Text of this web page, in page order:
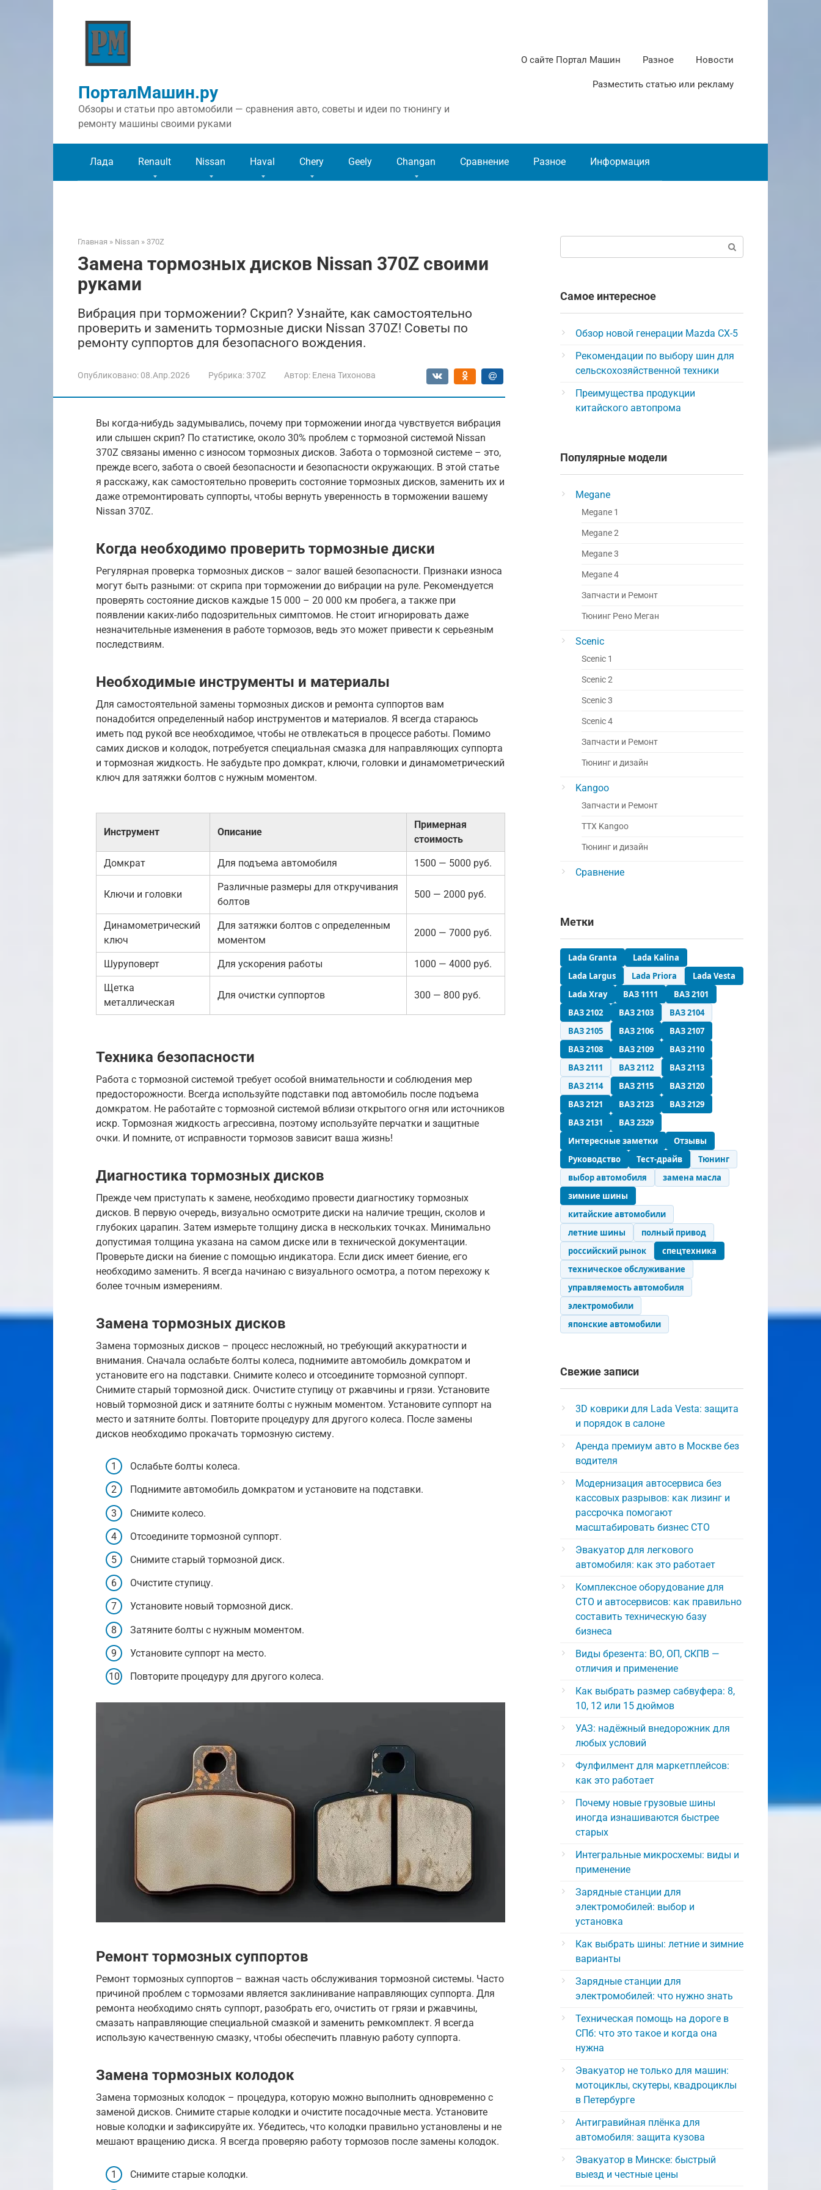
ПорталМашин.ру
Обзоры и статьи про автомобили — сравнения авто, советы и идеи по тюнингу и
ремонту машины своими руками
О сайте Портал Машин Разное Новости
Разместить статью или рекламу
Лада Renault Nissan Haval Chery Geely Changan Сравнение Разное Информация
Главная » Nissan » 370Z
Замена тормозных дисков Nissan 370Z своими
руками
Вибрация при торможении? Скрип? Узнайте, как самостоятельно
проверить и заменить тормозные диски Nissan 370Z! Советы по
ремонту суппортов для безопасного вождения.
Опубликовано: 08.Апр.2026 Рубрика:370Z Автор: Елена Тихонова
Вы когда-нибудь задумывались, почему при торможении иногда чувствуется вибрация
или слышен скрип? По статистике, около 30% проблем с тормозной системой Nissan
370Z связаны именно с износом тормозных дисков. Забота о тормозной системе – это,
прежде всего, забота о своей безопасности и безопасности окружающих. В этой статье
я расскажу, как самостоятельно проверить состояние тормозных дисков, заменить их и
даже отремонтировать суппорты, чтобы вернуть уверенность в торможении вашему
Nissan 370Z.
Когда необходимо проверить тормозные диски
Регулярная проверка тормозных дисков – залог вашей безопасности. Признаки износа
могут быть разными: от скрипа при торможении до вибрации на руле. Рекомендуется
проверять состояние дисков каждые 15 000 – 20 000 км пробега, а также при
появлении каких-либо подозрительных симптомов. Не стоит игнорировать даже
незначительные изменения в работе тормозов, ведь это может привести к серьезным
последствиям.
Необходимые инструменты и материалы
Для самостоятельной замены тормозных дисков и ремонта суппортов вам
понадобится определенный набор инструментов и материалов. Я всегда стараюсь
иметь под рукой все необходимое, чтобы не отвлекаться в процессе работы. Помимо
самих дисков и колодок, потребуется специальная смазка для направляющих суппорта
и тормозная жидкость. Не забудьте про домкрат, ключи, головки и динамометрический
ключ для затяжки болтов с нужным моментом.
Инструмент Описание
Примерная
стоимость
Домкрат Для подъема автомобиля 1500 — 5000 руб.
Ключи и головки
Различные размеры для откручивания
болтов
500 — 2000 руб.
Динамометрический
ключ
Для затяжки болтов с определенным
моментом
2000 — 7000 руб.
Шуруповерт Для ускорения работы 1000 — 4000 руб.
Щетка
металлическая
Для очистки суппортов 300 — 800 руб.
Техника безопасности
Работа с тормозной системой требует особой внимательности и соблюдения мер
предосторожности. Всегда используйте подставки под автомобиль после подъема
домкратом. Не работайте с тормозной системой вблизи открытого огня или источников
искр. Тормозная жидкость агрессивна, поэтому используйте перчатки и защитные
очки. И помните, от исправности тормозов зависит ваша жизнь!
Диагностика тормозных дисков
Прежде чем приступать к замене, необходимо провести диагностику тормозных
дисков. В первую очередь, визуально осмотрите диски на наличие трещин, сколов и
глубоких царапин. Затем измерьте толщину диска в нескольких точках. Минимально
допустимая толщина указана на самом диске или в технической документации.
Проверьте диски на биение с помощью индикатора. Если диск имеет биение, его
необходимо заменить. Я всегда начинаю с визуального осмотра, а потом перехожу к
более точным измерениям.
Замена тормозных дисков
Замена тормозных дисков – процесс несложный, но требующий аккуратности и
внимания. Сначала ослабьте болты колеса, поднимите автомобиль домкратом и
установите его на подставки. Снимите колесо и отсоедините тормозной суппорт.
Снимите старый тормозной диск. Очистите ступицу от ржавчины и грязи. Установите
новый тормозной диск и затяните болты с нужным моментом. Установите суппорт на
место и затяните болты. Повторите процедуру для другого колеса. После замены
дисков необходимо прокачать тормозную систему.
Ослабьте болты колеса.
Поднимите автомобиль домкратом и установите на подставки.
Снимите колесо.
Отсоедините тормозной суппорт.
Снимите старый тормозной диск.
Очистите ступицу.
Установите новый тормозной диск.
Затяните болты с нужным моментом.
Установите суппорт на место.
Повторите процедуру для другого колеса.
Ремонт тормозных суппортов
Ремонт тормозных суппортов – важная часть обслуживания тормозной системы. Часто
причиной проблем с тормозами является заклинивание направляющих суппорта. Для
ремонта необходимо снять суппорт, разобрать его, очистить от грязи и ржавчины,
смазать направляющие специальной смазкой и заменить ремкомплект. Я всегда
использую качественную смазку, чтобы обеспечить плавную работу суппорта.
Замена тормозных колодок
Замена тормозных колодок – процедура, которую можно выполнить одновременно с
заменой дисков. Снимите старые колодки и очистите посадочные места. Установите
новые колодки и зафиксируйте их. Убедитесь, что колодки правильно установлены и не
мешают вращению диска. Я всегда проверяю работу тормозов после замены колодок.
Снимите старые колодки.
Самое интересное
Обзор новой генерации Mazda CX-5
Рекомендации по выбору шин для
сельскохозяйственной техники
Преимущества продукции
китайского автопрома
Популярные модели
Megane
Megane 1
Megane 2
Megane 3
Megane 4
Запчасти и Ремонт
Тюнинг Рено Меган
Scenic
Scenic 1
Scenic 2
Scenic 3
Scenic 4
Запчасти и Ремонт
Тюнинг и дизайн
Kangoo
Запчасти и Ремонт
ТТХ Kangoo
Тюнинг и дизайн
Сравнение
Метки
Lada Granta
Lada Kalina
Lada Largus
Lada Priora
Lada Vesta
Lada Xray
ВАЗ 1111
ВАЗ 2101
ВАЗ 2102
ВАЗ 2103
ВАЗ 2104
ВАЗ 2105
ВАЗ 2106
ВАЗ 2107
ВАЗ 2108
ВАЗ 2109
ВАЗ 2110
ВАЗ 2111
ВАЗ 2112
ВАЗ 2113
ВАЗ 2114
ВАЗ 2115
ВАЗ 2120
ВАЗ 2121
ВАЗ 2123
ВАЗ 2129
ВАЗ 2131
ВАЗ 2329
Интересные заметки
Отзывы
Руководство
Тест-драйв
Тюнинг
выбор автомобиля
замена масла
зимние шины
китайские автомобили
летние шины
полный привод
российский рынок
спецтехника
техническое обслуживание
управляемость автомобиля
электромобили
японские автомобили
Свежие записи
3D коврики для Lada Vesta: защита
и порядок в салоне
Аренда премиум авто в Москве без
водителя
Модернизация автосервиса без
кассовых разрывов: как лизинг и
рассрочка помогают
масштабировать бизнес СТО
Эвакуатор для легкового
автомобиля: как это работает
Комплексное оборудование для
СТО и автосервисов: как правильно
составить техническую базу
бизнеса
Виды брезента: ВО, ОП, СКПВ —
отличия и применение
Как выбрать размер сабвуфера: 8,
10, 12 или 15 дюймов
УАЗ: надёжный внедорожник для
любых условий
Фулфилмент для маркетплейсов:
как это работает
Почему новые грузовые шины
иногда изнашиваются быстрее
старых
Интегральные микросхемы: виды и
применение
Зарядные станции для
электромобилей: выбор и
установка
Как выбрать шины: летние и зимние
варианты
Зарядные станции для
электромобилей: что нужно знать
Техническая помощь на дороге в
СПб: что это такое и когда она
нужна
Эвакуатор не только для машин:
мотоциклы, скутеры, квадроциклы
в Петербурге
Антигравийная плёнка для
автомобиля: защита кузова
Эвакуатор в Минске: быстрый
выезд и честные цены